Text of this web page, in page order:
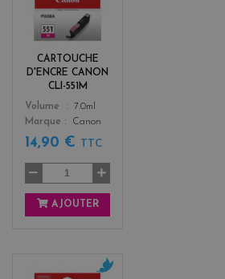
CARTOUCHE
D'ENCRE CANON
CLI-551M
Color
a
n
t
Volume
7.0ml
Marque
Canon
14,90 € TTC
AJOUTER